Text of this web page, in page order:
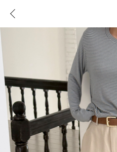
로그인
콘텐츠 리뷰 & 혜택
CATEGORY
도착보장⚡